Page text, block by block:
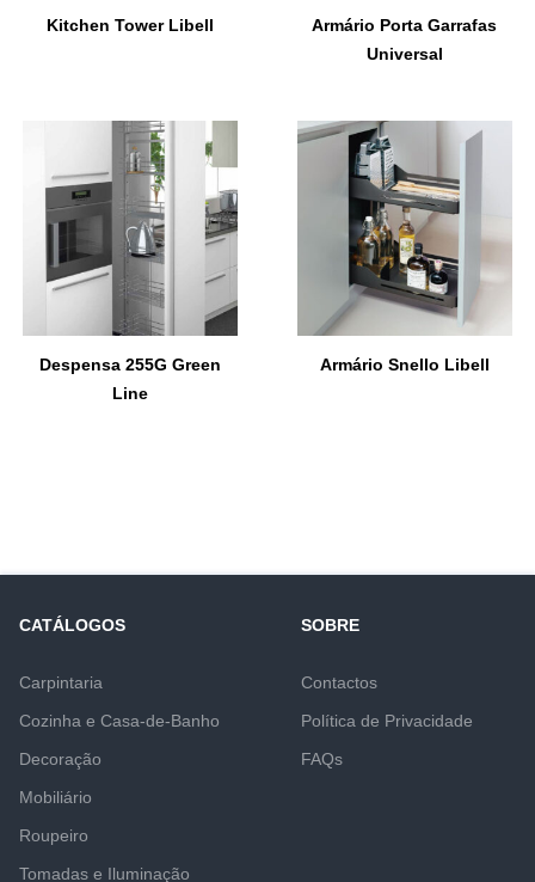
Kitchen Tower Libell
Armário Porta Garrafas
Universal
Despensa 255G Green
Line
Armário Snello Libell
CATÁLOGOS
Carpintaria
Cozinha e Casa-de-Banho
Decoração
Mobiliário
Roupeiro
Tomadas e Iluminação
SOBRE
Contactos
Política de Privacidade
FAQs